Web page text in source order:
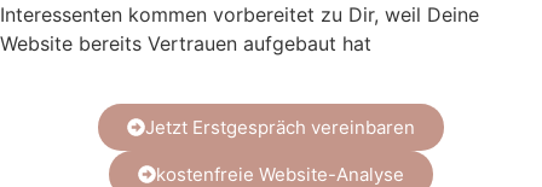
Interessenten kommen vorbereitet zu Dir, weil Deine
Website bereits Vertrauen aufgebaut hat
Jetzt Erstgespräch vereinbaren
kostenfreie Website-Analyse